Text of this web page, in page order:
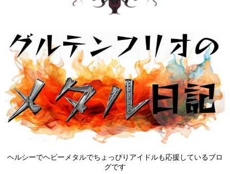
ヘルシーでヘビーメタルでちょっぴりアイドルも応援しているブロ
グです